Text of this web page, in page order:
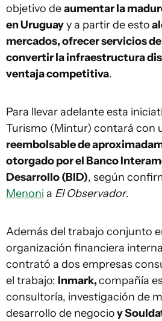
objetivo deaumentar la
en Uruguayy a partir de esto
mercados, ofrecer servicios
convertir la infraestructura
ventaja competitiva.
Para llevar adelante esta
Turismo (Mintur) contará con
reembolsable de
otorgado por el Banco
Desarrollo (BID), según
Menoni a El Observador.
Además del trabajo conjunto
organización financiera
contrató a dos empresas
el trabajo: Inmark,compañía
consultoría, investigación de
desarrollo de negocioy